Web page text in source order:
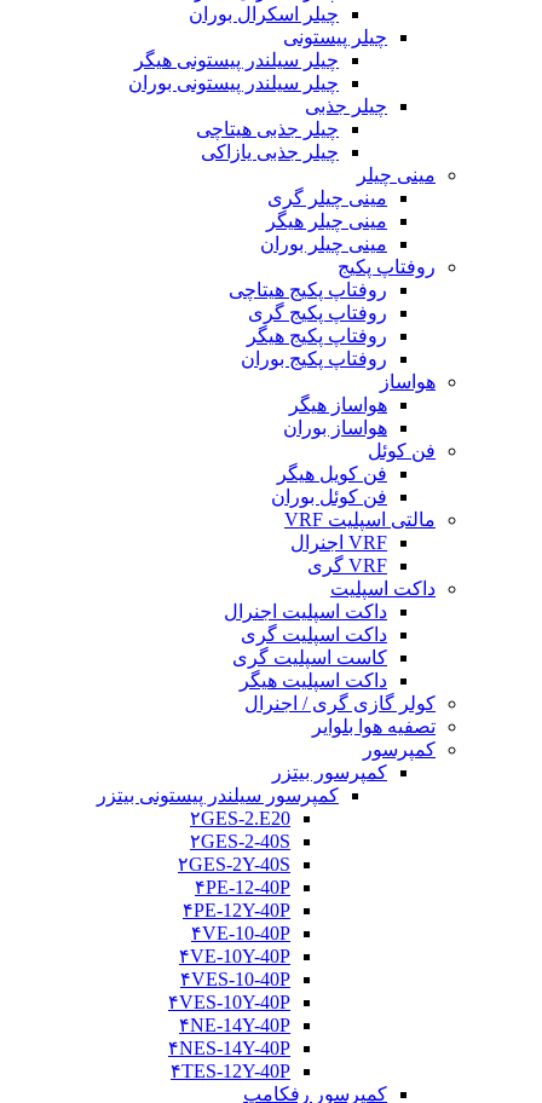
چیلر اسکرال بوران
چیلر پیستونی
چیلر سیلندر پیستونی هیگر
چیلر سیلندر پیستونی بوران
چیلر جذبی
چیلر جذبی هیتاچی
چیلر جذبی یازاکی
مینی چیلر
مینی چیلر گری
مینی چیلر هیگر
مینی چیلر بوران
روفتاپ پکیج
روفتاپ پکیج هیتاچی
روفتاپ پکیج گری
روفتاپ پکیج هیگر
روفتاپ پکیج بوران
هواساز
هواساز هیگر
هواساز بوران
فن کوئل
فن کویل هیگر
فن کوئل بوران
مالتی اسپلیت VRF
VRF اجنرال
VRF گری
داکت اسپلیت
داکت اسپلیت اجنرال
داکت اسپلیت گری
کاست اسپلیت گری
داکت اسپلیت هیگر
کولر گازی گری / اجنرال
تصفیه هوا بلوایر
کمپرسور
کمپرسور بیتزر
کمپرسور سیلندر پیستونی بیتزر
۲GES-2.E20
۲GES-2-40S
۲GES-2Y-40S
۴PE-12-40P
۴PE-12Y-40P
۴VE-10-40P
۴VE-10Y-40P
۴VES-10-40P
۴VES-10Y-40P
۴NE-14Y-40P
۴NES-14Y-40P
۴TES-12Y-40P
کمپرسور رفکامپ